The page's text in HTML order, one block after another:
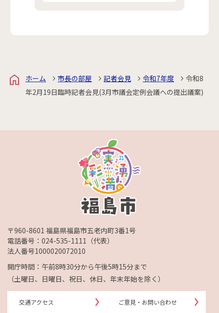
ホーム 市長の部屋 記者会見 令和7年度
令和8
年2月19日臨時記者会見(3月市議会定例会議への提出議案)
〒960-8601 福島県福島市五老内町3番1号
電話番号： 024-535-1111 （代表）
法人番号1000020072010
開庁時間：午前8時30分から午後5時15分まで
（土曜日、日曜日、祝日、休日、年末年始を除く）
交通アクセス ご意見・お問い合わせ